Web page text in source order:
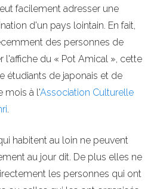
facilement adresser une
d'un pays lointain. En fait,
des personnes de
l'affiche du « Pot Amical », cette
étudiants de japonais et de
mois à l'Association Culturelle
.
habitent au loin ne peuvent
au jour dit. De plus elles ne
les personnes qui ont